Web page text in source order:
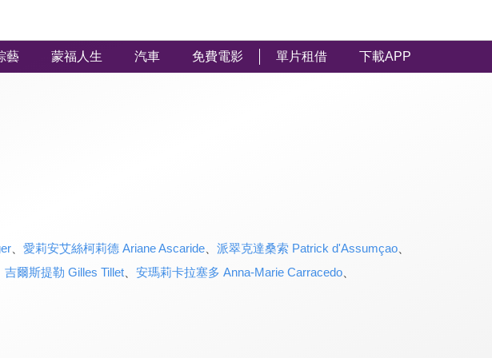
藝 蒙福人生 汽車 免費電影 單片租借 下載APP
、 愛莉安艾絲柯莉德 Ariane Ascaride、 派翠克達桑索 Patrick d'Assumçao、
吉爾斯提勒 Gilles Tillet、 安瑪莉卡拉塞多 Anna-Marie Carracedo、